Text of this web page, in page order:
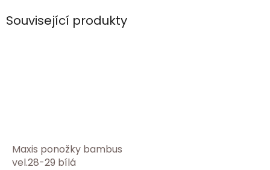
Související produkty
Maxis ponožky bambus
vel.28-29 bílá